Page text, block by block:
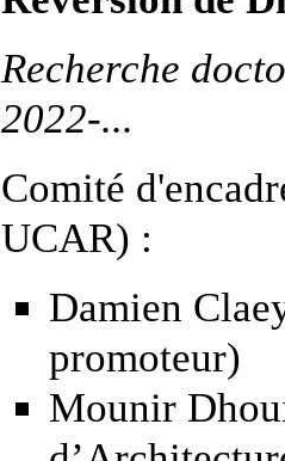
Recherche
2022-...
Comité
UCAR) :
Damien
promoteur)
Mounir